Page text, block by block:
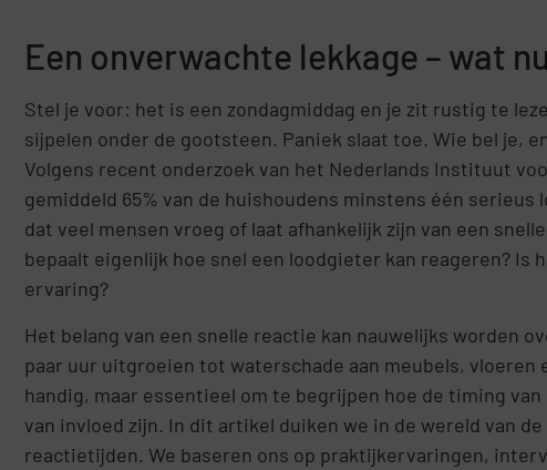
Een onverwachte lekkage – wat
Stel je voor: het is een zondagmiddag en je zit rustig te
sijpelen onder de gootsteen. Paniek slaat toe. Wie bel je,
Volgens recent onderzoek van het Nederlands Instituut
gemiddeld 65% van de huishoudens minstens één
dat veel mensen vroeg of laat afhankelijk zijn van een
bepaalt eigenlijk hoe snel een loodgieter kan reageren? Is
ervaring?
Het belang van een snelle reactie kan nauwelijks worden
paar uur uitgroeien tot waterschade aan meubels, vloeren
handig, maar essentieel om te begrijpen hoe de timing
van invloed zijn. In dit artikel duiken we in de wereld van
reactietijden. We baseren ons op praktijkervaringen,